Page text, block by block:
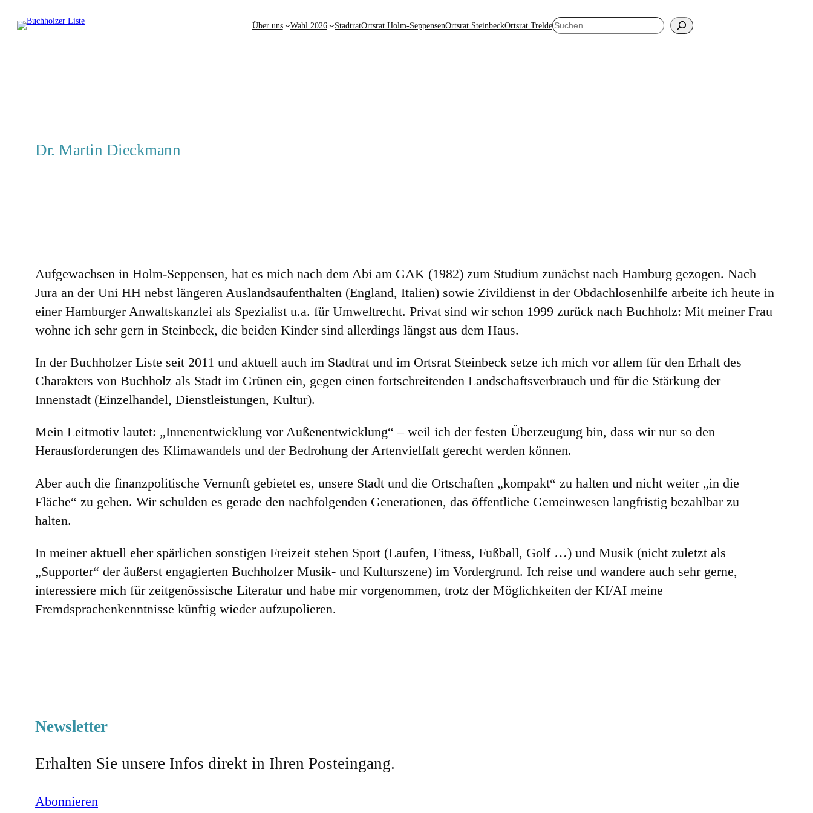
Zum
Inhalt
Über uns Wahl 2026 StadtratOrtsrat Holm-SeppensenOrtsrat SteinbeckOrtsrat TreldeSuchen
Dr. Martin Dieckmann
Aufgewachsen in Holm-Seppensen, hat es mich nach dem Abi am GAK (1982) zum Studium zunächst nach Hamburg gezogen. Nach
Jura an der Uni HH nebst längeren Auslandsaufenthalten (England, Italien) sowie Zivildienst in der Obdachlosenhilfe arbeite ich heute in
einer Hamburger Anwaltskanzlei als Spezialist u.a. für Umweltrecht. Privat sind wir schon 1999 zurück nach Buchholz: Mit meiner Frau
wohne ich sehr gern in Steinbeck, die beiden Kinder sind allerdings längst aus dem Haus.
In der Buchholzer Liste seit 2011 und aktuell auch im Stadtrat und im Ortsrat Steinbeck setze ich mich vor allem für den Erhalt des
Charakters von Buchholz als Stadt im Grünen ein, gegen einen fortschreitenden Landschaftsverbrauch und für die Stärkung der
Innenstadt (Einzelhandel, Dienstleistungen, Kultur).
Mein Leitmotiv lautet: „Innenentwicklung vor Außenentwicklung“ – weil ich der festen Überzeugung bin, dass wir nur so den
Herausforderungen des Klimawandels und der Bedrohung der Artenvielfalt gerecht werden können.
Aber auch die finanzpolitische Vernunft gebietet es, unsere Stadt und die Ortschaften „kompakt“ zu halten und nicht weiter „in die
Fläche“ zu gehen. Wir schulden es gerade den nachfolgenden Generationen, das öffentliche Gemeinwesen langfristig bezahlbar zu
halten.
In meiner aktuell eher spärlichen sonstigen Freizeit stehen Sport (Laufen, Fitness, Fußball, Golf …) und Musik (nicht zuletzt als
„Supporter“ der äußerst engagierten Buchholzer Musik- und Kulturszene) im Vordergrund. Ich reise und wandere auch sehr gerne,
interessiere mich für zeitgenössische Literatur und habe mir vorgenommen, trotz der Möglichkeiten der KI/AI meine
Fremdsprachenkenntnisse künftig wieder aufzupolieren.
Newsletter
Erhalten Sie unsere Infos direkt in Ihren Posteingang.
Abonnieren